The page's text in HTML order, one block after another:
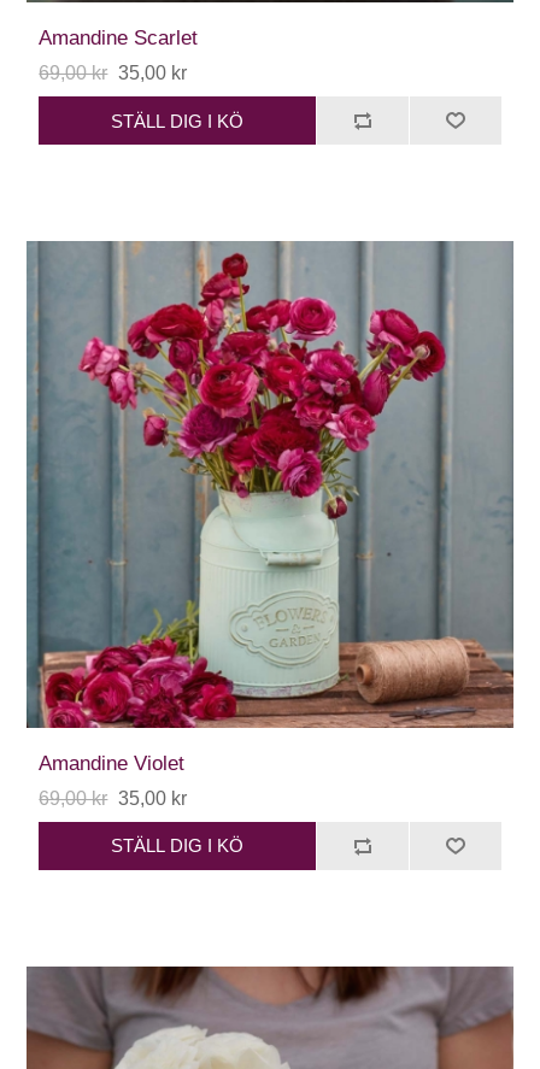
Amandine Scarlet
69,00 kr 35,00 kr
STÄLL DIG I KÖ
Amandine Violet
69,00 kr 35,00 kr
STÄLL DIG I KÖ